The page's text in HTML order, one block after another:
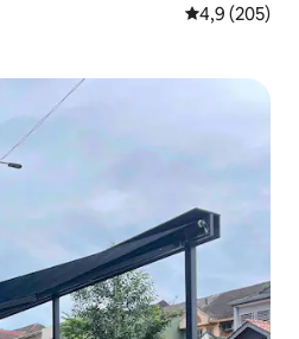
Средна
4,9 (205)